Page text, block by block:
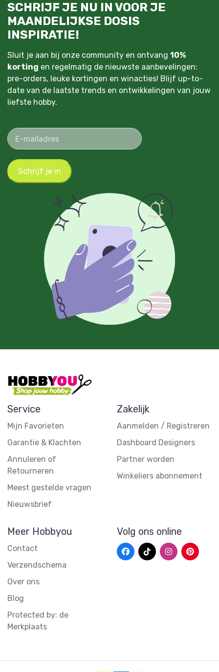
SCHRIJF JE NU IN VOOR JE
MAANDELIJKSE DOSIS
INSPIRATIE!
Sluit je aan bij onze community en ontvang 10%
korting en regelmatig de nieuwste aanbevelingen:
pre-orders, leuke kortingen en winacties! Blijf up-to-
date van de laatste trends en ontwikkelingen van jouw
liefste hobby.
Schrijf je in
Service
Mijn Favorieten
Garantie & Klachten
Annuleren of
Retourneren
Meest gestelde vragen
Nieuwsbrief
Zakelijk
Aanmelden / Registreren
Dashboard Designers
Partner worden
Winkeliers abonnement
Meer Hobbyou
Contact
Verzendschema
Over ons
Blog
Protected by: de
Merkplaats
Volg ons online